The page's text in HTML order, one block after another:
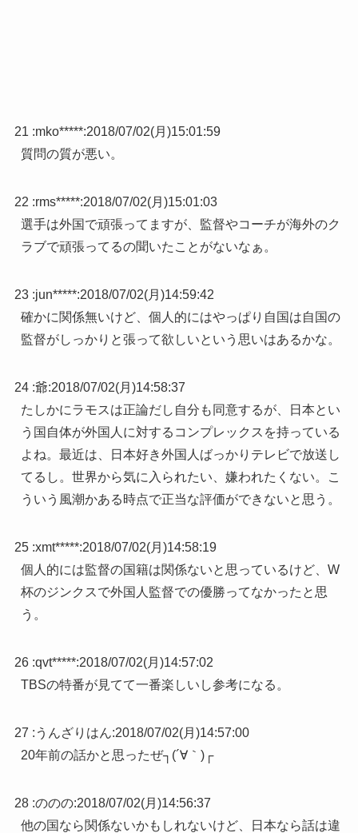
21 :mko*****:2018/07/02(月)15:01:59
質問の質が悪い。
22 :rms*****:2018/07/02(月)15:01:03
選手は外国で頑張ってますが、監督やコーチが海外のク
ラブで頑張ってるの聞いたことがないなぁ。
23 :jun*****:2018/07/02(月)14:59:42
確かに関係無いけど、個人的にはやっぱり自国は自国の
監督がしっかりと張って欲しいという思いはあるかな。
24 :爺:2018/07/02(月)14:58:37
たしかにラモスは正論だし自分も同意するが、日本とい
う国自体が外国人に対するコンプレックスを持っている
よね。最近は、日本好き外国人ばっかりテレビで放送し
てるし。世界から気に入られたい、嫌われたくない。こ
ういう風潮かある時点で正当な評価ができないと思う。
25 :xmt*****:2018/07/02(月)14:58:19
個人的には監督の国籍は関係ないと思っているけど、W
杯のジンクスで外国人監督での優勝ってなかったと思
う。
26 :qvt*****:2018/07/02(月)14:57:02
TBSの特番が見てて一番楽しいし参考になる。
27 : うんざりはん:2018/07/02(月)14:57:00
20年前の話かと思ったぜ┐(´∀｀)┌
28 :ののの:2018/07/02(月)14:56:37
他の国なら関係ないかもしれないけど、日本なら話は違